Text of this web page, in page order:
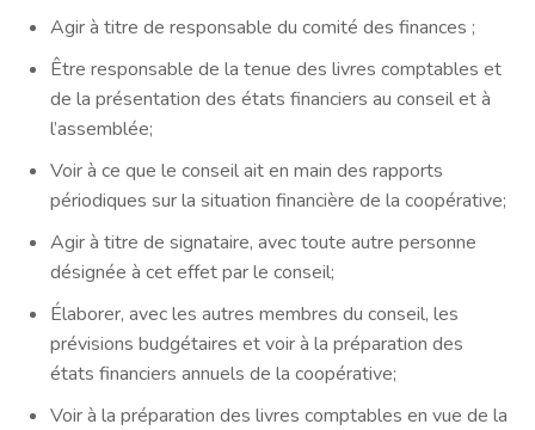
Agir à titre de responsable du comité des finances ;
Être responsable de la tenue des livres comptables et
de la présentation des états financiers au conseil et à
l’assemblée;
Voir à ce que le conseil ait en main des rapports
périodiques sur la situation financière de la coopérative;
Agir à titre de signataire, avec toute autre personne
désignée à cet effet par le conseil;
Élaborer, avec les autres membres du conseil, les
prévisions budgétaires et voir à la préparation des
états financiers annuels de la coopérative;
Voir à la préparation des livres comptables en vue de la